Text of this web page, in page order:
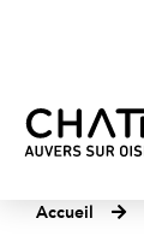
Accueil